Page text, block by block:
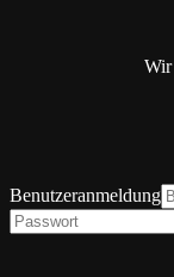
Wir
Benutzeranmeldung